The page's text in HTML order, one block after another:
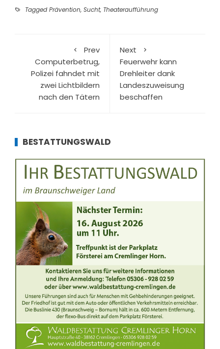
Tagged Prävention, Sucht, Theateraufführung
Prev
Computerbetrug,
Polizei fahndet mit
zwei Lichtbildern
nach den Tätern
Next
Feuerwehr kann
Drehleiter dank
Landeszuweisung
beschaffen
BESTATTUNGSWALD